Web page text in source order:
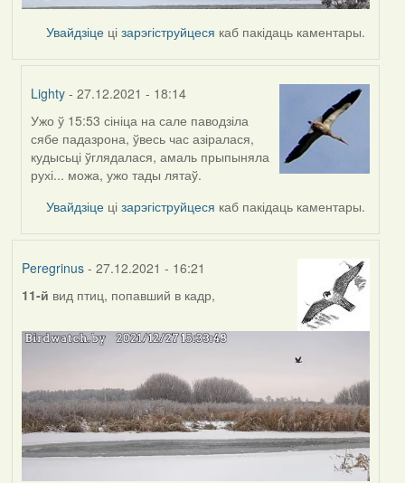
Увайдзіце цізарэгіструйцеся каб пакідаць каментары.
Lighty - 27.12.2021 - 18:14
In
reply
to
by
Peregrinus
Ужо ў 15:53 сініца на сале паводзіла
сябе падазрона, ўвесь час азіралася,
кудысьці ўглядалася, амаль прыпыняла
рухі... можа, ужо тады лятаў.
Увайдзіце цізарэгіструйцеся каб пакідаць каментары.
Peregrinus- 27.12.2021 - 16:21
11-й вид птиц, попавший в кадр,